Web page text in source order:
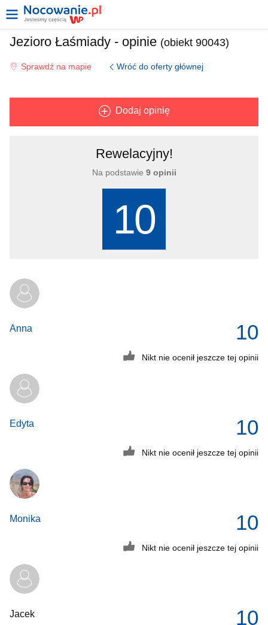
Jezioro Łaśmiady - opinie (obiekt 90043)
Sprawdź na mapie Wróć do oferty głównej
Dodaj opinię
Rewelacyjny!
Na podstawie 9 opinii
10
10
Anna
Nikt nie ocenił jeszcze tej opinii
10
Edyta
Nikt nie ocenił jeszcze tej opinii
10
Monika
Nikt nie ocenił jeszcze tej opinii
10
Jacek